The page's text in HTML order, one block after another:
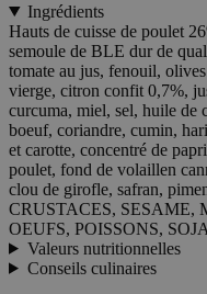
Ingrédients
Hauts de cuisse de poulet
semoule de BLE dur de
tomate au jus, fenouil,
vierge, citron confit 0,7%,
curcuma, miel, sel, huile de
boeuf, coriandre, cumin,
et carotte, concentré de
poulet, fond de volaillen
clou de girofle, safran,
CRUSTACES, SESAME,
OEUFS, POISSONS, SOJA
Valeurs nutritionnelles
Conseils culinaires